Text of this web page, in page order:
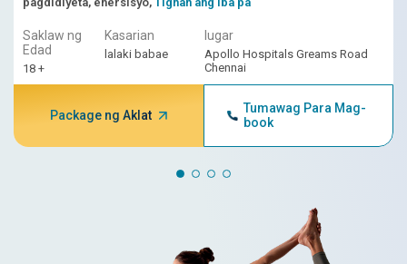
Saklaw ng
Edad
18 +
Kasarian
lalaki babae
lugar
Apollo Hospitals Greams Road
Chennai
Package ng Aklat
Tumawag Para Mag-
book